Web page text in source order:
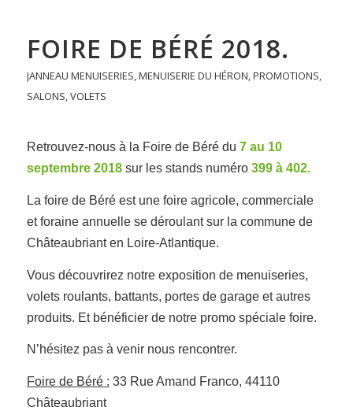
FOIRE DE BÉRÉ 2018.
JANNEAU MENUISERIES,MENUISERIE DU HÉRON,PROMOTIONS,
SALONS,VOLETS
Retrouvez-nous à la Foire de Béré du 7 au 10
septembre 2018sur les stands numéro 399 à 402.
La foire de Béré est une foire agricole, commerciale
et foraine annuelle se déroulant sur la commune de
Châteaubriant en Loire-Atlantique.
Vous découvrirez notre exposition de menuiseries,
volets roulants, battants, portes de garage et autres
produits. Et bénéficier de notre promo spéciale foire.
N’hésitez pas à venir nous rencontrer.
Foire de Béré : 33 Rue Amand Franco, 44110
Châteaubriant